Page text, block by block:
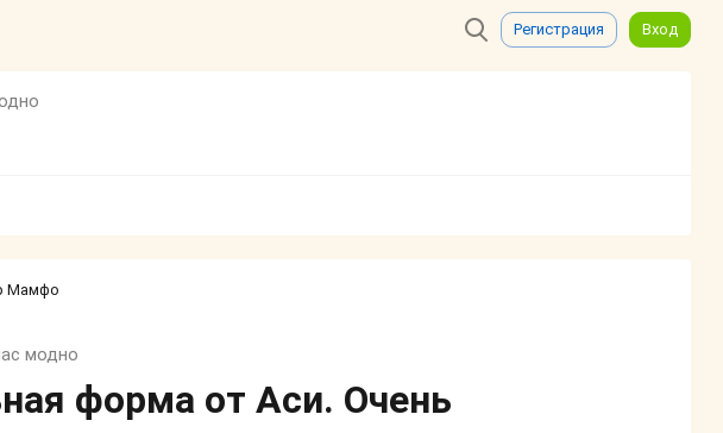
Регистрация Вход
Мамфо
модно
форма от Аси. Очень